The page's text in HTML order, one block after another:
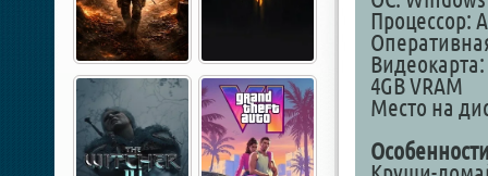
Процессор:
Видеокарта:
4GB VRAM
Место на